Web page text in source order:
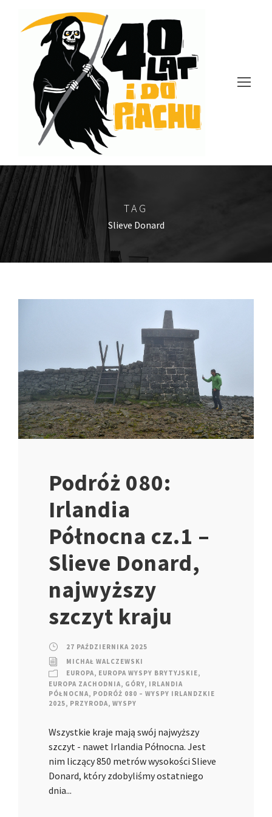
TAG
Slieve Donard
Podróż 080:
Irlandia
Północna cz.1 –
Slieve Donard,
najwyższy
szczyt kraju
27 PAŹDZIERNIKA 2025
MICHAŁ WALCZEWSKI
EUROPA, EUROPA WYSPY BRYTYJSKIE,
EUROPA ZACHODNIA, GÓRY, IRLANDIA
PÓŁNOCNA, PODRÓŻ 080 – WYSPY IRLANDZKIE
2025, PRZYRODA, WYSPY
Wszystkie kraje mają swój najwyższy
szczyt - nawet Irlandia Północna. Jest
nim liczący 850 metrów wysokości Slieve
Donard, który zdobyliśmy ostatniego
dnia...